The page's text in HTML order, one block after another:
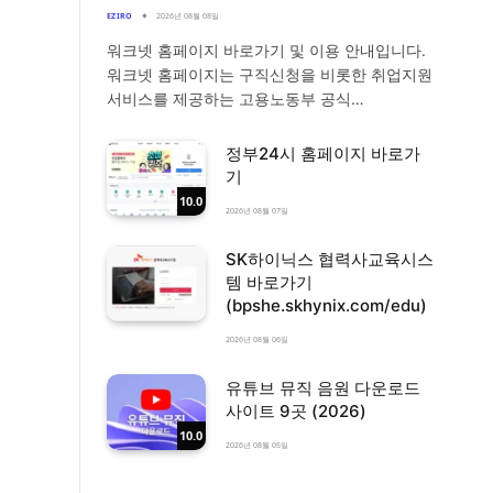
EZIRO 2026년 08월 08일
워크넷 홈페이지 바로가기 및 이용 안내입니다.
워크넷 홈페이지는 구직신청을 비롯한 취업지원
서비스를 제공하는 고용노동부 공식…
10.0
정부24시 홈페이지 바로가
기
2026년 08월 07일
SK하이닉스 협력사교육시스
템 바로가기
(bpshe.skhynix.com/edu)
2026년 08월 06일
10.0
유튜브 뮤직 음원 다운로드
사이트 9곳 (2026)
2026년 08월 05일